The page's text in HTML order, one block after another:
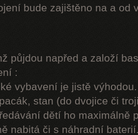
bude zajištěno na a od
půjdou napřed a založí
:
vybavení je jistě výhodou.
stan (do dvojice či
dětí ho maximálně
nabitá či s náhradní